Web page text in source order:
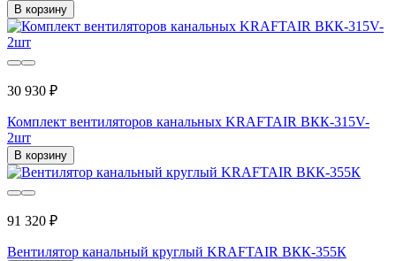
В корзину
30 930 ₽
Комплект вентиляторов канальных KRAFTAIR ВКК-315V-
2шт
В корзину
91 320 ₽
Вентилятор канальный круглый KRAFTAIR ВКК-355К